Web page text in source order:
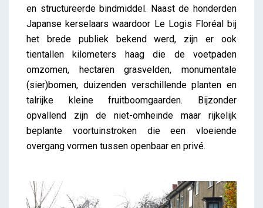
en structureerde bindmiddel. Naast de honderden
Japanse kerselaars waardoor Le Logis Floréal bij
het brede publiek bekend werd, zijn er ook
tientallen kilometers haag die de voetpaden
omzomen, hectaren grasvelden, monumentale
(sier)bomen, duizenden verschillende planten en
talrijke kleine fruitboomgaarden. Bijzonder
opvallend zijn de niet-omheinde maar rijkelijk
beplante voortuinstroken die een vloeiende
overgang vormen tussen openbaar en privé.